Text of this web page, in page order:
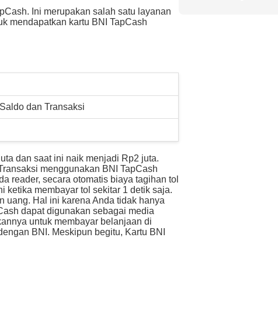
Ini merupakan salah satu layanan
mendapatkan kartu BNI TapCash
dan Transaksi
dan saat ini naik menjadi Rp2 juta.
menggunakan BNI TapCash
reader, secara otomatis biaya tagihan tol
ketika membayar tol sekitar 1 detik saja.
uang. Hal ini karena Anda tidak hanya
dapat digunakan sebagai media
untuk membayar belanjaan di
BNI. Meskipun begitu, Kartu BNI